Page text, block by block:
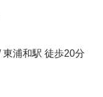
浦和駅 徒歩20分